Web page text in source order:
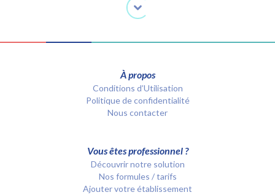
À propos
Conditions d’Utilisation
Politique de confidentialité
Nous contacter
Vous êtes professionnel ?
Découvrir notre solution
Nos formules / tarifs
Ajouter votre établissement